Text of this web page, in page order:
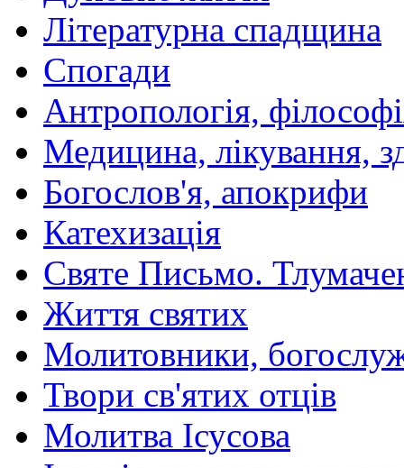
Літературна спадщина
Спогади
Антропологія,
Медицина, лікування,
Богослов'я, апокрифи
Катехизація
Святе Письмо.
Життя святих
Молитовники,
Твори св'ятих отців
Молитва Ісусова